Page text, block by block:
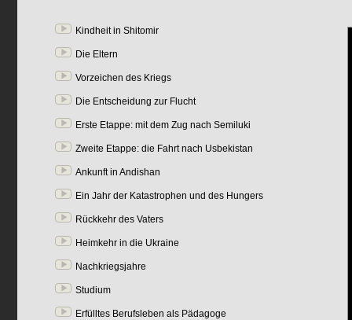
Kindheit in Shitomir
Die Eltern
Vorzeichen des Kriegs
Die Entscheidung zur Flucht
Erste Etappe: mit dem Zug nach Semiluki
Zweite Etappe: die Fahrt nach Usbekistan
Ankunft in Andishan
Ein Jahr der Katastrophen und des Hungers
Rückkehr des Vaters
Heimkehr in die Ukraine
Nachkriegsjahre
Studium
Erfülltes Berufsleben als Pädagoge